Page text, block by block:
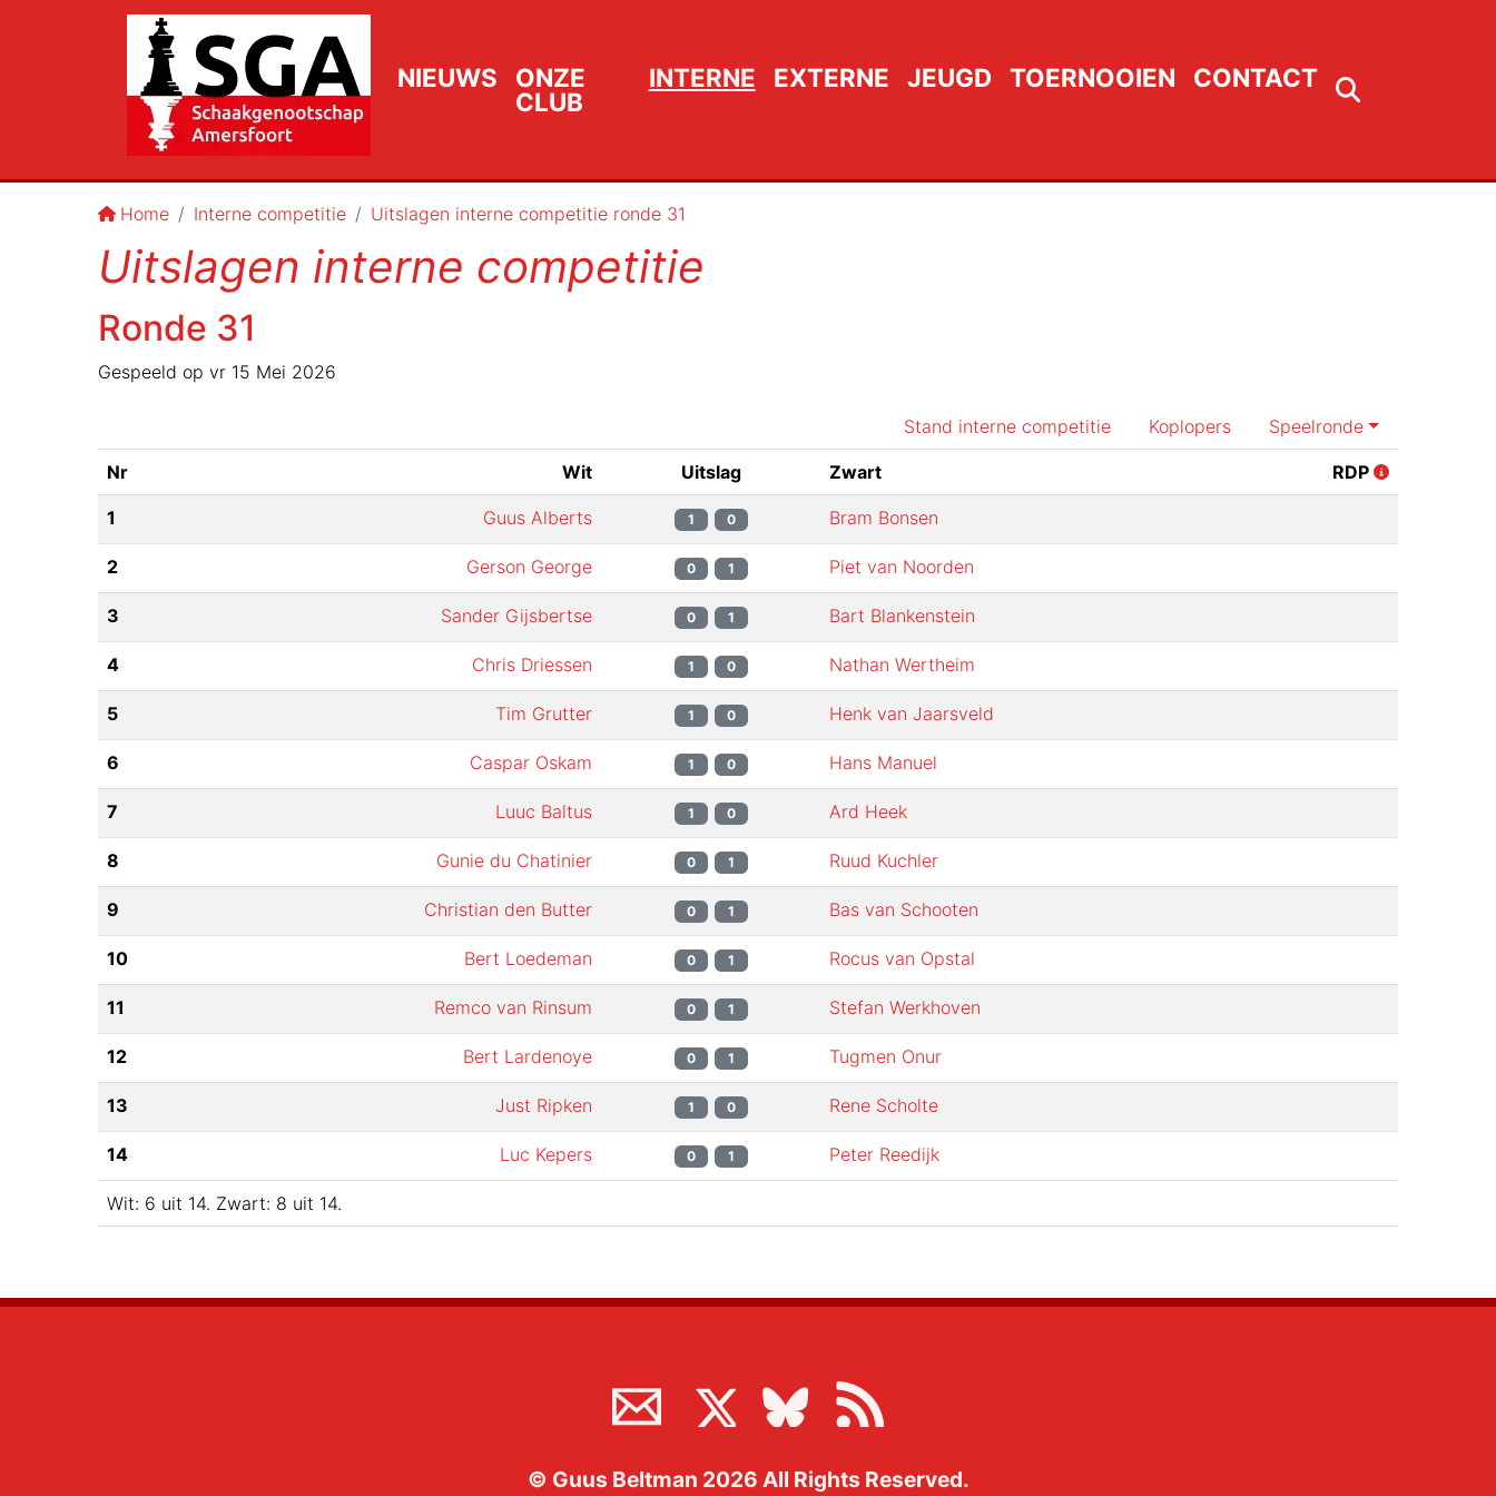
NIEUWS
ONZE
CLUB
INTERNE EXTERNE JEUGD TOERNOOIEN CONTACT
Home Interne competitie Uitslagen interne competitie ronde 31
Uitslagen interne competitie
Ronde 31
Gespeeld op vr 15 Mei 2026
Stand interne competitie Koplopers Speelronde
Nr Wit Uitslag Zwart RDP
1 Guus Alberts 1 0 Bram Bonsen
2 Gerson George 0 1 Piet van Noorden
3 Sander Gijsbertse 0 1 Bart Blankenstein
4 Chris Driessen 1 0 Nathan Wertheim
5 Tim Grutter 1 0 Henk van Jaarsveld
6 Caspar Oskam 1 0 Hans Manuel
7 Luuc Baltus 1 0 Ard Heek
8 Gunie du Chatinier 0 1 Ruud Kuchler
9 Christian den Butter 0 1 Bas van Schooten
10 Bert Loedeman 0 1 Rocus van Opstal
11 Remco van Rinsum 0 1 Stefan Werkhoven
12 Bert Lardenoye 0 1 Tugmen Onur
13 Just Ripken 1 0 Rene Scholte
14 Luc Kepers 0 1 Peter Reedijk
Wit: 6 uit 14. Zwart: 8 uit 14.
© Guus Beltman 2026 All Rights Reserved.